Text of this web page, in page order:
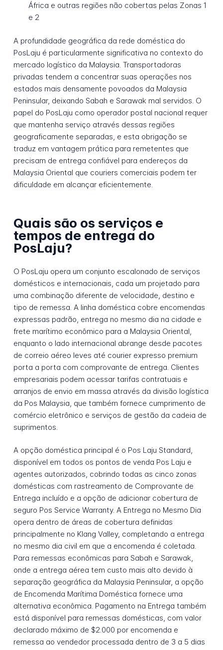
África e outras regiões não cobertas pelas Zonas 1
e 2
A profundidade geográfica da rede doméstica do
PosLaju é particularmente significativa no contexto do
mercado logístico da Malaysia. Transportadoras
privadas tendem a concentrar suas operações nos
estados mais densamente povoados da Malaysia
Peninsular, deixando Sabah e Sarawak mal servidos. O
papel do PosLaju como operador postal nacional requer
que mantenha serviço através dessas regiões
geograficamente separadas, e esta obrigação se
traduz em vantagem prática para remetentes que
precisam de entrega confiável para endereços da
Malaysia Oriental que couriers comerciais podem ter
dificuldade em alcançar eficientemente.
Quais são os serviços e
tempos de entrega do
PosLaju?
O PosLaju opera um conjunto escalonado de serviços
domésticos e internacionais, cada um projetado para
uma combinação diferente de velocidade, destino e
tipo de remessa. A linha doméstica cobre encomendas
expressas padrão, entrega no mesmo dia na cidade e
frete marítimo econômico para a Malaysia Oriental,
enquanto o lado internacional abrange desde pacotes
de correio aéreo leves até courier expresso premium
porta a porta com comprovante de entrega. Clientes
empresariais podem acessar tarifas contratuais e
arranjos de envio em massa através da divisão logística
da Pos Malaysia, que também fornece cumprimento de
comércio eletrônico e serviços de gestão da cadeia de
suprimentos.
A opção doméstica principal é o Pos Laju Standard,
disponível em todos os pontos de venda Pos Laju e
agentes autorizados, cobrindo todas as cinco zonas
domésticas com rastreamento de Comprovante de
Entrega incluído e a opção de adicionar cobertura de
seguro Pos Service Warranty. A Entrega no Mesmo Dia
opera dentro de áreas de cobertura definidas
principalmente no Klang Valley, completando a entrega
no mesmo dia civil em que a encomenda é coletada.
Para remessas econômicas para Sabah e Sarawak,
onde a entrega aérea tem custo mais alto devido à
separação geográfica da Malaysia Peninsular, a opção
de Encomenda Marítima Doméstica fornece uma
alternativa econômica. Pagamento na Entrega também
está disponível para remessas domésticas, com valor
declarado máximo de $2.000 por encomenda e
remessa ao vendedor processada dentro de 3 a 5 dias